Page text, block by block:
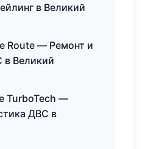
в Великий
Route — Ремонт и
в Великий
TurboTech —
ДВС в